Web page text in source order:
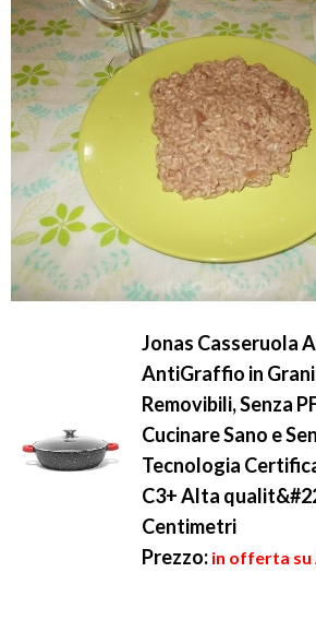
Jonas Casseruola
AntiGraffio in
Removibili, Senza
Cucinare Sano e
Tecnologia
C3+ Alta
Centimetri
Prezzo: in offerta su